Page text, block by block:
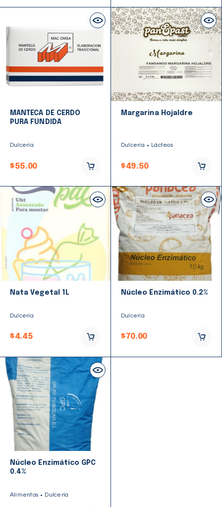
MANTECA DE CERDO
PURA FUNDIDA
Dulcería
$55.00
Margarina Hojaldre
Dulcería Lácteos
$49.50
Nata Vegetal 1L
Dulcería
$4.45
Núcleo Enzimático 0.2%
Dulcería
$70.00
Núcleo Enzimático GPC
0.4%
Alimentos Dulcería